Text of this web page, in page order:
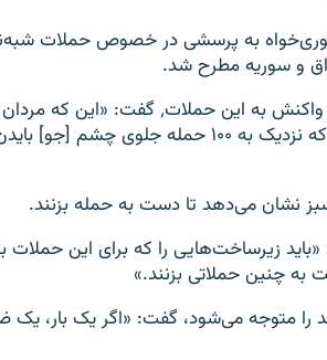
به پرسشی در خصوص حملات
و سوریه مطرح شد.
نیکی هیلی در پاسخ به پرسش درباره چگونگی واکنش به این
می‌توانند هدف قرار بگیرند و ما اجازه داده‌ایم که نزدیک به ۱۰۰ حمله جلوی
سبز نشان می‌دهد تا دست به حمله بزنند.
زیرساخت‌هایی را که برای این حملات
به چنین حملاتی بزنند.»
را متوجه می‌شود، گفت: «اگر یک بار،